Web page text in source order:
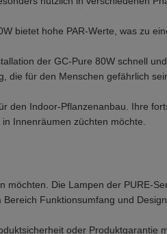
bietet hohe PAR-Werte, was zu
der GC-Pure 80W schnell
die für den Menschen gefährlich
den Indoor-Pflanzenanbau. Ihre
Innenräumen züchten möchte.
möchten. Die Lampen der PURE-
Funktionsumfang und
oder Produktgarantie